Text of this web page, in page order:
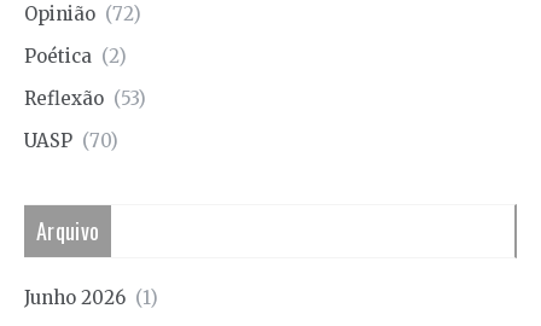
Opinião (72)
Poética (2)
Reflexão (53)
UASP (70)
Arquivo
Junho 2026 (1)